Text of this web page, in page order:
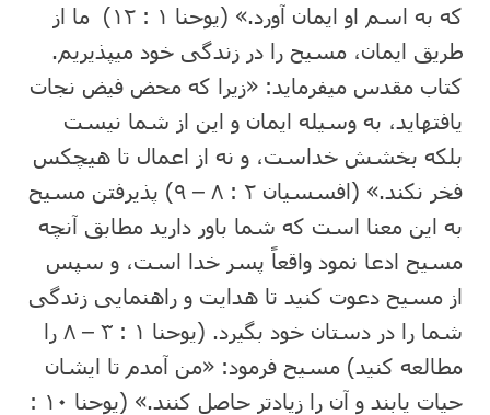
که به اسم او ایمان آورد.» (یوحنا ۱ : ۱۲) ما از
طریق ایمان، مسیح را در زندگی خود میپذیریم.
کتاب مقدس میفرماید: «زیرا که محض فیض نجات
یافتهاید، به وسیله ایمان و این از شما نیست
بلکه بخشش خداست، و نه از اعمال تا هیچکس
فخر نکند.» (افسسیان ۲ : ۸ – ۹) پذیرفتن مسیح
به این معنا است که شما باور دارید مطابق آنچه
مسیح ادعا نمود واقعاً پسر خدا است، و سپس
از مسیح دعوت کنید تا هدایت و راهنمایی زندگی
شما را در دستان خود بگیرد. (یوحنا ۱ : ۳ – ۸ را
مطالعه کنید) مسیح فرمود: «من آمدم تا ایشان
حیات یابند و آن را زیادتر حاصل کنند.» (یوحنا ۱۰ :